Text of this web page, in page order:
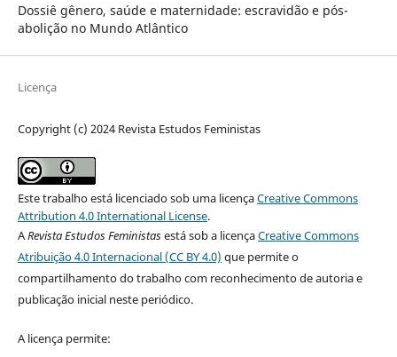
Dossiê gênero, saúde e maternidade: escravidão e pós-
abolição no Mundo Atlântico
Licença
Copyright (c) 2024 Revista Estudos Feministas
Este trabalho está licenciado sob uma licençaCreative Commons
Attribution 4.0 International License.
ARevista Estudos Feministasestá sob a licençaCreative Commons
Atribuição 4.0 Internacional (CC BY 4.0) que permite o
compartilhamento do trabalho com reconhecimento de autoria e
publicação inicial neste periódico.
A licença permite: